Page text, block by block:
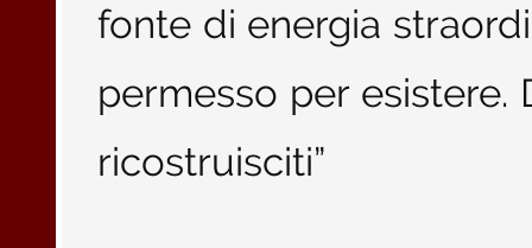
fonte di energia
permesso per esistere.
ricostruisciti”